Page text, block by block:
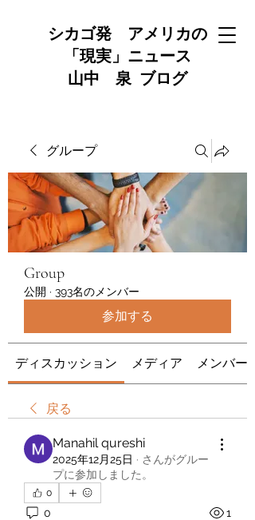
シカゴ発 アメリカの
「現実」ニュース
山中 泉 ブログ
グループ
Group
公開 · 393名のメンバー
参加する
ディスカッション メディア メンバー
戻る
Manahil qureshi
2025年12月25日 · さんがグルー
プに参加しました。
0
0 1